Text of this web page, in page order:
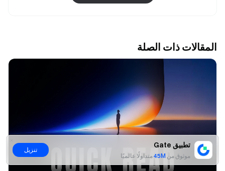
تطبيق Gate
موثوق من 45Mمتداولًا عالميًا
تنزيل
المقالات ذات الصلة